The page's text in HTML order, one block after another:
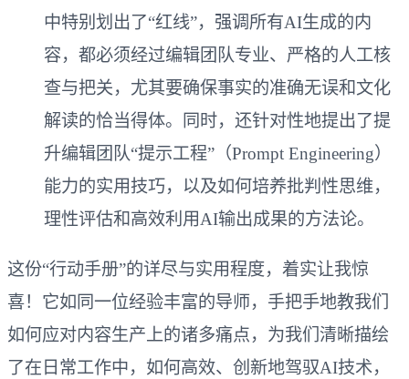
中特别划出了“红线”，强调所有AI生成的内
容，都必须经过编辑团队专业、严格的人工核
查与把关，尤其要确保事实的准确无误和文化
解读的恰当得体。同时，还针对性地提出了提
升编辑团队“提示工程”（Prompt Engineering）
能力的实用技巧，以及如何培养批判性思维，
理性评估和高效利用AI输出成果的方法论。
这份“行动手册”的详尽与实用程度，着实让我惊
喜！它如同一位经验丰富的导师，手把手地教我们
如何应对内容生产上的诸多痛点，为我们清晰描绘
了在日常工作中，如何高效、创新地驾驭AI技术，